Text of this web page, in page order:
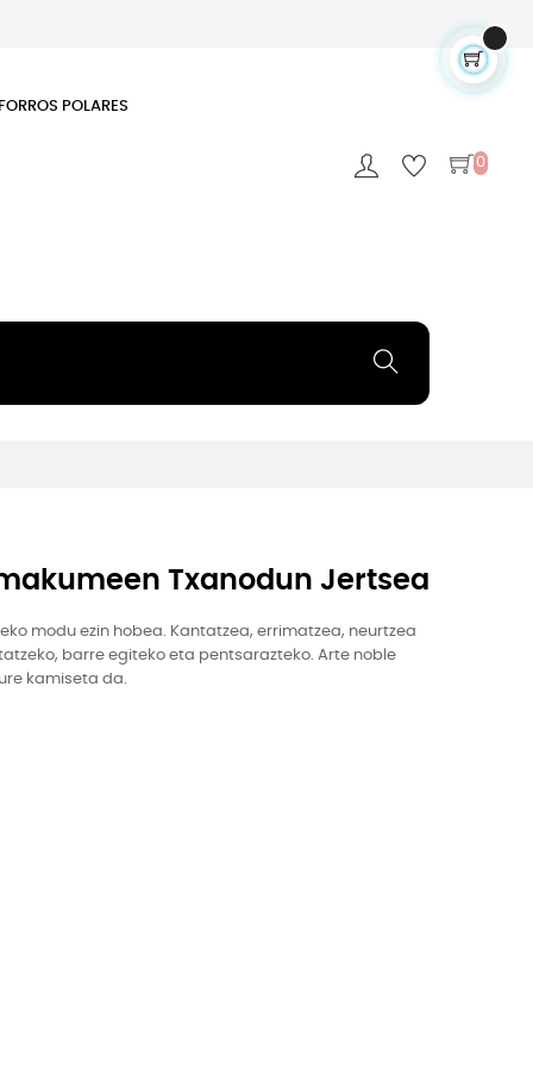
FORROS POLARES
0
Txanodun Jertsea
modu ezin hobea. Kantatzea, errimatzea, neurtzea
barre egiteko eta pentsarazteko. Arte noble
kamiseta da.